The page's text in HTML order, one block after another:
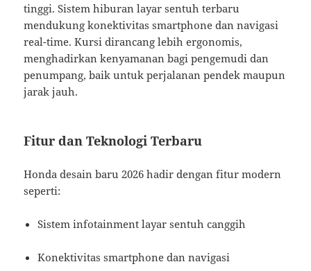
tinggi. Sistem hiburan layar sentuh terbaru
mendukung konektivitas smartphone dan navigasi
real-time. Kursi dirancang lebih ergonomis,
menghadirkan kenyamanan bagi pengemudi dan
penumpang, baik untuk perjalanan pendek maupun
jarak jauh.
Fitur dan Teknologi Terbaru
Honda desain baru 2026 hadir dengan fitur modern
seperti:
Sistem infotainment layar sentuh canggih
Konektivitas smartphone dan navigasi